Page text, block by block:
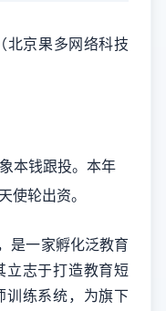
北京果多网络科技
本钱跟投。本年
使轮出资。
是一家孵化泛教育
立志于打造教育短
训练系统，为旗下